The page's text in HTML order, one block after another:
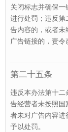
关闭标志并确保
进行处罚；违反第
告内容的，或者未
广告链接的，责令
第二十五条
违反本办法第十二
告经营者未按照国
者未对广告内容进
予以处罚。